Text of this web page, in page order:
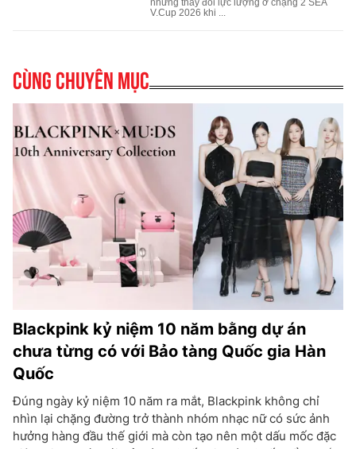
Cùng chuyên mục
Blackpink kỷ niệm 10 năm bằng dự án
chưa từng có với Bảo tàng Quốc gia Hàn
Quốc
Đúng ngày kỷ niệm 10 năm ra mắt, Blackpink không chỉ
nhìn lại chặng đường trở thành nhóm nhạc nữ có sức ảnh
hưởng hàng đầu thế giới mà còn tạo nên một dấu mốc đặc